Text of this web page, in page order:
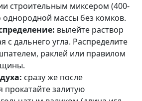
строительным миксером (400-
массы без комков.
вылейте раствор
с дальнего угла. Распределите
раклей или правилом
сразу же после
прокатайте залитую